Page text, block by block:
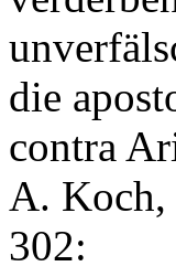
die
contra
A. Koch,
302: